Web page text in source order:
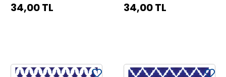
34,00 TL 34,00 TL